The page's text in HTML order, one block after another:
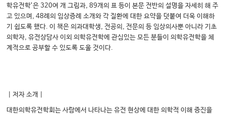
학유전학’은 320여 개 그림과, 89개의 표 등이 본문 전반의 설명을 자세히 해 주
고 있으며, 48례의 임상증례 소개와 각 질환에 대한 요약을 덧붙여 더욱 이해하
기 쉽도록 했다. 이 책은 의과대학생, 전공의, 전문의 등 임상의사뿐 아니라 기초
의학자, 유전상담사 이외 의학유전학에 관심있는 모든 분들이 의학유전학을 체
계적으로 공부할 수 있도록 도울 것이다.
｜저자 소개｜
대한의학유전학회는 사람에서 나타나는 유전 현상에 대한 의학적 이해 증진을